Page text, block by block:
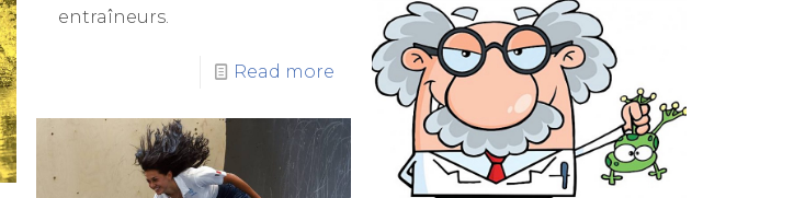
entraîneurs.
Read more